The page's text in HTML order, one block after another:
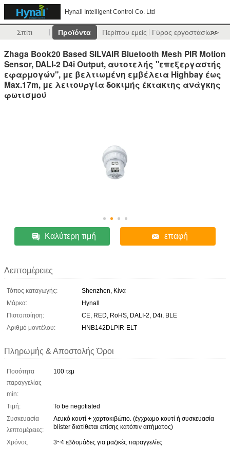
Hynall Intelligent Control Co. Ltd
Σπίτι Προϊόντα Περίπου εμείς Γύρος εργοστασίων
>>
Zhaga Book20 Based SILVAIR Bluetooth Mesh PIR Motion
Sensor, DALI-2 D4i Output, αυτοτελής "επεξεργαστής
εφαρμογών", με βελτιωμένη εμβέλεια Highbay έως
Max.17m, με λειτουργία δοκιμής έκτακτης ανάγκης
φωτισμού
Καλύτερη τιμή επαφή
Λεπτομέρειες
Τόπος καταγωγής:
Shenzhen, Κίνα
Μάρκα:
Hynall
Πιστοποίηση:
CE, RED, RoHS, DALI-2, D4i, BLE
Αριθμό μοντέλου:
HNB142DLPIR-ELT
Πληρωμής & Αποστολής Όροι
Ποσότητα
παραγγελίας
min:
100 τεμ
Τιμή:
To be negotiated
Συσκευασία
λεπτομέρειες:
Λευκό κουτί + χαρτοκιβώτιο. (έγχρωμο κουτί ή συσκευασία
blister διατίθεται επίσης κατόπιν αιτήματος)
Χρόνος
3~4 εβδομάδες για μαζικές παραγγελίες